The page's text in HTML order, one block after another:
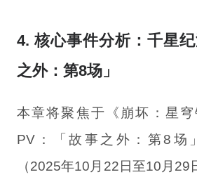
4. 核心事件分析：千星
之外：第8场」
本章将聚焦于《崩坏：星
PV：「故事之外：第8场
（2025年10月22日至10月29